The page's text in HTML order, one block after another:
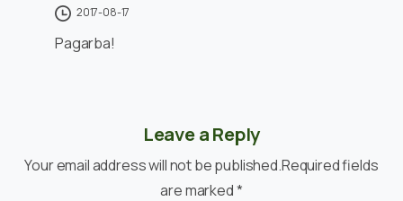
2017-08-17
Pagarba!
Leave a Reply
Your email address will not be published.Required fields
are marked *